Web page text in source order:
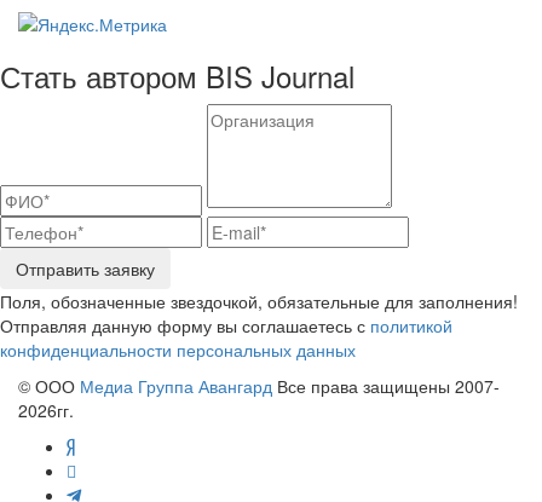
Стать автором BIS Journal
Отправить заявку
Поля, обозначенные звездочкой, обязательные для заполнения!
Отправляя данную форму вы соглашаетесь с политикой
конфиденциальности персональных данных
© ООО Медиа Группа Авангард Все права защищены 2007-
2026гг.